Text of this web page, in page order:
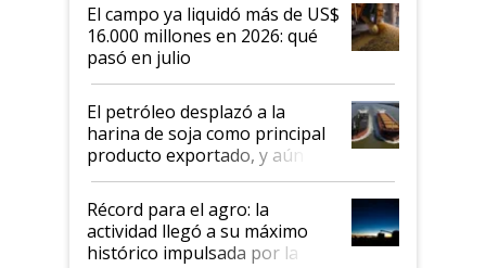
El campo ya liquidó más de US$
16.000 millones en 2026: qué
pasó en julio
El petróleo desplazó a la
harina de soja como principal
producto exportado, y aún así
el agro aportó casi seis de cada
diez dólares y sostuvo el
liderazgo en un semestre
récord
Récord para el agro: la
actividad llegó a su máximo
histórico impulsada por la